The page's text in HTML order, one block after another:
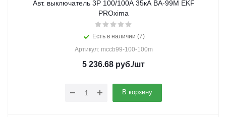
Авт. выключатель 3Р 100/100А 35кА ВА-99М EKF
PROxima
Есть в наличии (7)
Артикул: mccb99-100-100m
5 236.68 руб./шт
В корзину